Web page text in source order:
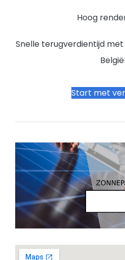
Hoog
Snelle terugverdientijd
Start met